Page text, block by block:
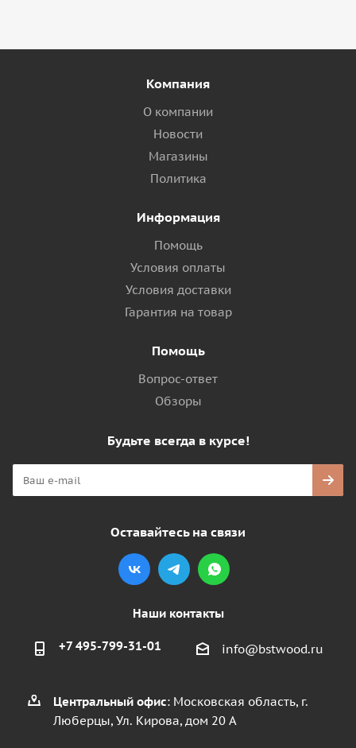
Компания
О компании
Новости
Магазины
Политика
Информация
Помощь
Условия оплаты
Условия доставки
Гарантия на товар
Помощь
Вопрос-ответ
Обзоры
Будьте всегда в курсе!
Оставайтесь на связи
Наши контакты
+7 495-799-31-01 info@bstwood.ru
Центральный офис: Московская область, г.
Люберцы, Ул. Кирова, дом 20 А